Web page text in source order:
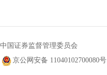
国证券监督管理委员会
京公网安备 11040102700080号